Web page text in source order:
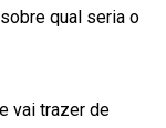
qual seria o
vai trazer de